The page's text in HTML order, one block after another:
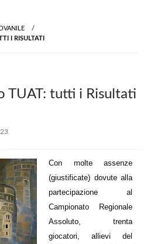
I RISULTATI
TUAT: tutti i Risultati
Con molte assenze
(giustificate) dovute alla
partecipazione al
Campionato Regionale
Assoluto, trenta
giocatori, allievi del